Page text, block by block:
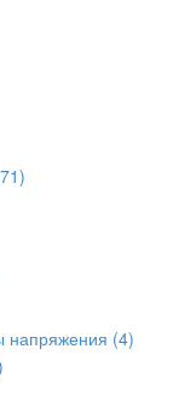
напряжения (4)